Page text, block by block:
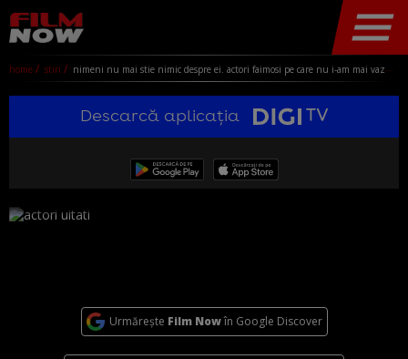
home stiri nimeni nu mai stie nimic despre ei. actori faimosi pe care nu i-am mai vazut de ani de zile in filme
Descarcă aplicația
Urmărește Film Nowîn Google Discover